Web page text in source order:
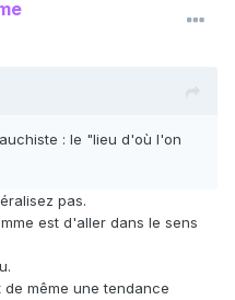
: le "lieu d'où l'on
pas.
est d'aller dans le sens
même une tendance